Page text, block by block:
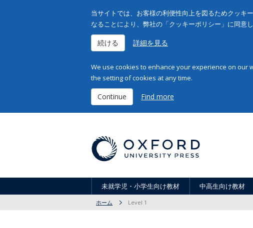
当サイトでは、お客様の利便性向上を図るためクッキ
なることにより、弊社の「クッキーポリシー」に同意
続ける 詳細を見る
We use cookies to enhance your experience on our
the setting of cookies at any time.
Continue Find more
未就学児・小学生向け教材 中高生向け教材
ホーム Level 1